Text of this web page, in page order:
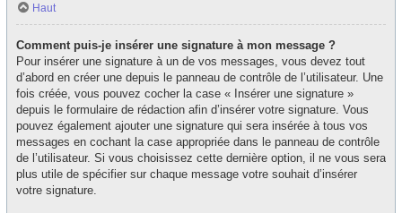
Haut
Comment puis-je insérer une signature à mon message ?
Pour insérer une signature à un de vos messages, vous devez tout
d’abord en créer une depuis le panneau de contrôle de l’utilisateur. Une
fois créée, vous pouvez cocher la case « Insérer une signature »
depuis le formulaire de rédaction afin d’insérer votre signature. Vous
pouvez également ajouter une signature qui sera insérée à tous vos
messages en cochant la case appropriée dans le panneau de contrôle
de l’utilisateur. Si vous choisissez cette dernière option, il ne vous sera
plus utile de spécifier sur chaque message votre souhait d’insérer
votre signature.